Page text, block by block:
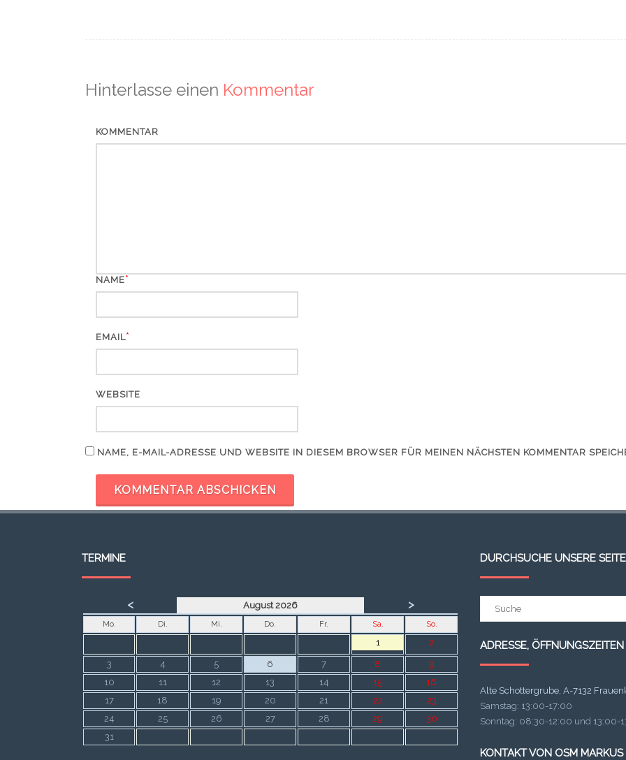
Hinterlasse einen Kommentar
KOMMENTAR
NAME*
EMAIL*
WEBSITE
NAME, E-MAIL-ADRESSE UND WEBSITE IN DIESEM BROWSER FÜR MEINEN NÄCHSTEN KOMMENTAR
TERMINE
< August 2026 >
Mo. Di. Mi. Do. Fr. Sa. So.
1 2
3 4 5 6 7 8
9
10
11 12 13 14 15
16
17
18 19 20 21 22
23
24
25 26 27 28 29
30
31
DURCHSUCHE UNSERE SEITE
ADRESSE, ÖFFNUNGSZEITEN
Alte Schottergrube, A-7132
Samstag: 13:00-17:00
Sonntag: 08:30-12:00 und 13:00-
KONTAKT VON OSM MARKUS